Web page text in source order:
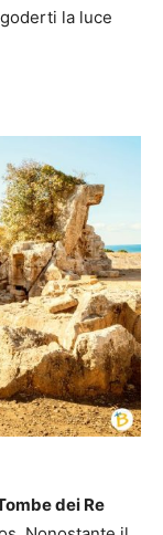
la luce
dei Re